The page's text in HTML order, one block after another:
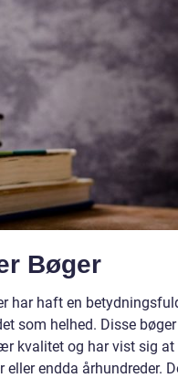
Bøger
har haft en
som helhed. Disse bøger
kvalitet og har vist sig at
endda århundreder.